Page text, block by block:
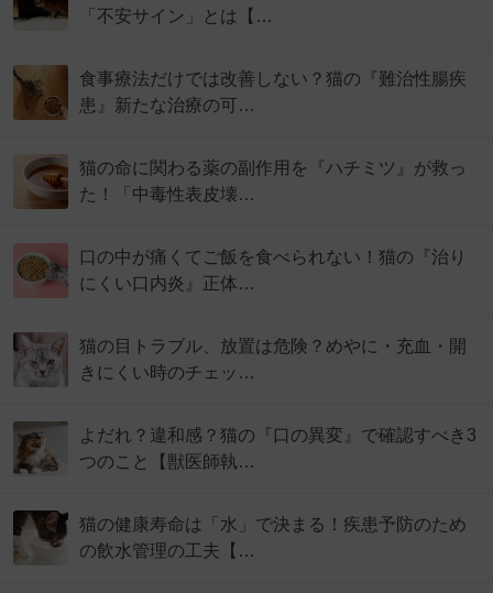
「不安サイン」とは【…
食事療法だけでは改善しない？猫の『難治性腸疾
患』新たな治療の可…
猫の命に関わる薬の副作用を『ハチミツ』が救っ
た！「中毒性表皮壊…
口の中が痛くてご飯を食べられない！猫の『治り
にくい口内炎』正体…
猫の目トラブル、放置は危険？めやに・充血・開
きにくい時のチェッ…
よだれ？違和感？猫の『口の異変』で確認すべき3
つのこと【獣医師執…
猫の健康寿命は「水」で決まる！疾患予防のため
の飲水管理の工夫【…